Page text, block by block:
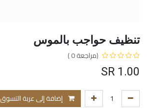
تنظيف حواجب بالموس
(مراجعة 0 )
1.00
إضافة إلى عربة التسوق